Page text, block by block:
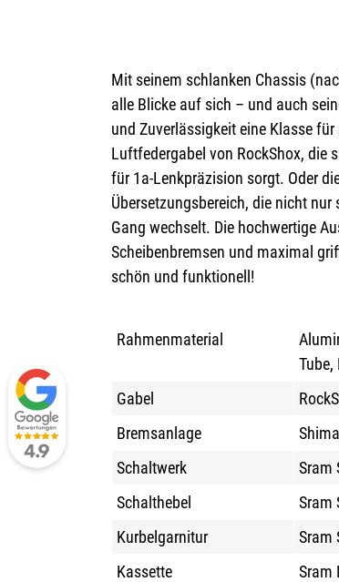
Mit seinem schlanken Chassis
alle Blicke auf sich – und auch
und Zuverlässigkeit eine Klasse
Luftfedergabel von RockShox, die
für 1a-Lenkpräzision sorgt. Oder
Übersetzungsbereich, die nicht
Gang wechselt. Die hochwertige
Scheibenbremsen und maximal
schön und funktionell!
Rahmenmaterial
Gabel
Bremsanlage
Schaltwerk
Sram
Schalthebel
Sram
Kurbelgarnitur
Sram
Kassette
Sram